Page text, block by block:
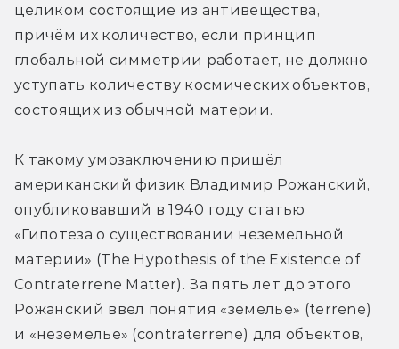
целиком состоящие из антивещества,
причём их количество, если принцип
глобальной симметрии работает, не должно
уступать количеству космических объектов,
состоящих из обычной материи.
К такому умозаключению пришёл
американский физик Владимир Рожанский,
опубликовавший в 1940 году статью
«Гипотеза о существовании неземельной
материи» (The Hypothesis of the Existence of
Contraterrene Matter). За пять лет до этого
Рожанский ввёл понятия «земелье» (terrene)
и «неземелье» (contraterrene) для объектов,